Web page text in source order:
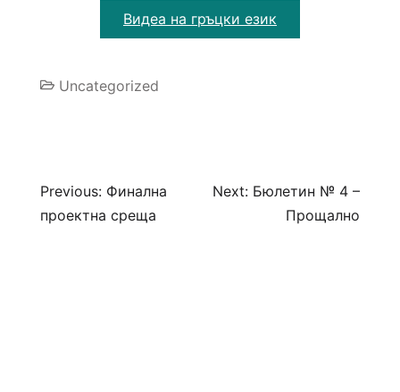
Видеа на гръцки език
Uncategorized
Previous: Финална
проектна среща
Next: Бюлетин № 4 –
Прощално